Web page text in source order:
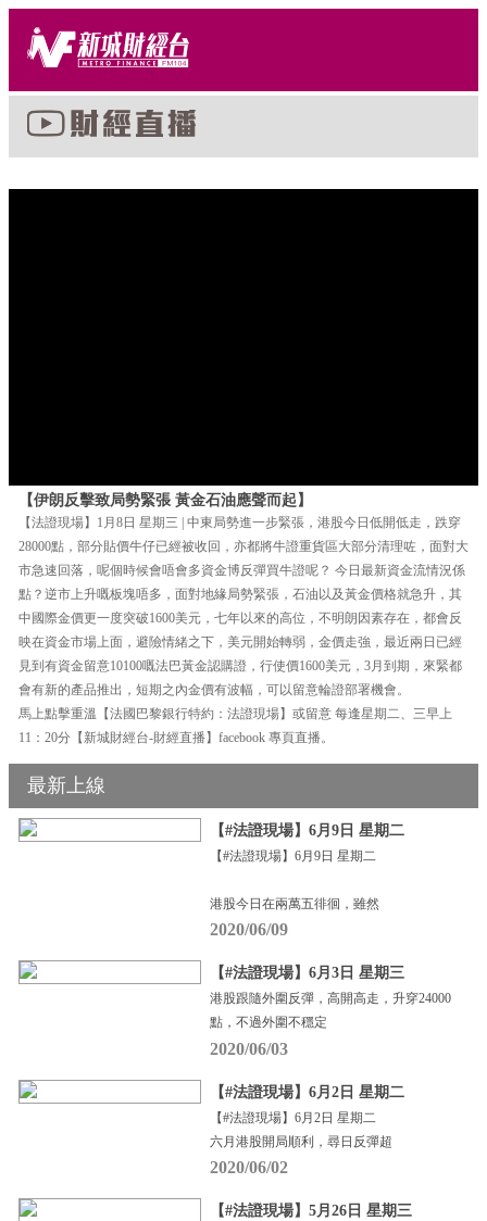
【伊朗反擊致局勢緊張 黃金石油應聲而起】
【法證現場】1月8日 星期三 | 中東局勢進一步緊張，港股今日低開低走，跌穿
28000點，部分貼價牛仔已經被收回，亦都將牛證重貨區大部分清理咗，面對大
市急速回落，呢個時候會唔會多資金博反彈買牛證呢？ 今日最新資金流情況係
點？逆市上升嘅板塊唔多，面對地緣局勢緊張，石油以及黃金價格就急升，其
中國際金價更一度突破1600美元，七年以來的高位，不明朗因素存在，都會反
映在資金市場上面，避險情緒之下，美元開始轉弱，金價走強，最近兩日已經
見到有資金留意10100嘅法巴黃金認購證，行使價1600美元，3月到期，來緊都
會有新的產品推出，短期之內金價有波幅，可以留意輪證部署機會。
馬上點擊重溫【法國巴黎銀行特約：法證現場】或留意 每逢星期二、三早上
11：20分【新城財經台-財經直播】facebook 專頁直播。
最新上線
【#法證現場】6月9日 星期二
【#法證現場】6月9日 星期二
港股今日在兩萬五徘徊，雖然
2020/06/09
【#法證現場】6月3日 星期三
港股跟隨外圍反彈，高開高走，升穿24000
點，不過外圍不穩定
2020/06/03
【#法證現場】6月2日 星期二
【#法證現場】6月2日 星期二
六月港股開局順利，尋日反彈超
2020/06/02
【#法證現場】5月26日 星期三